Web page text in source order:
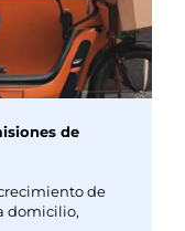
de
de
domicilio,